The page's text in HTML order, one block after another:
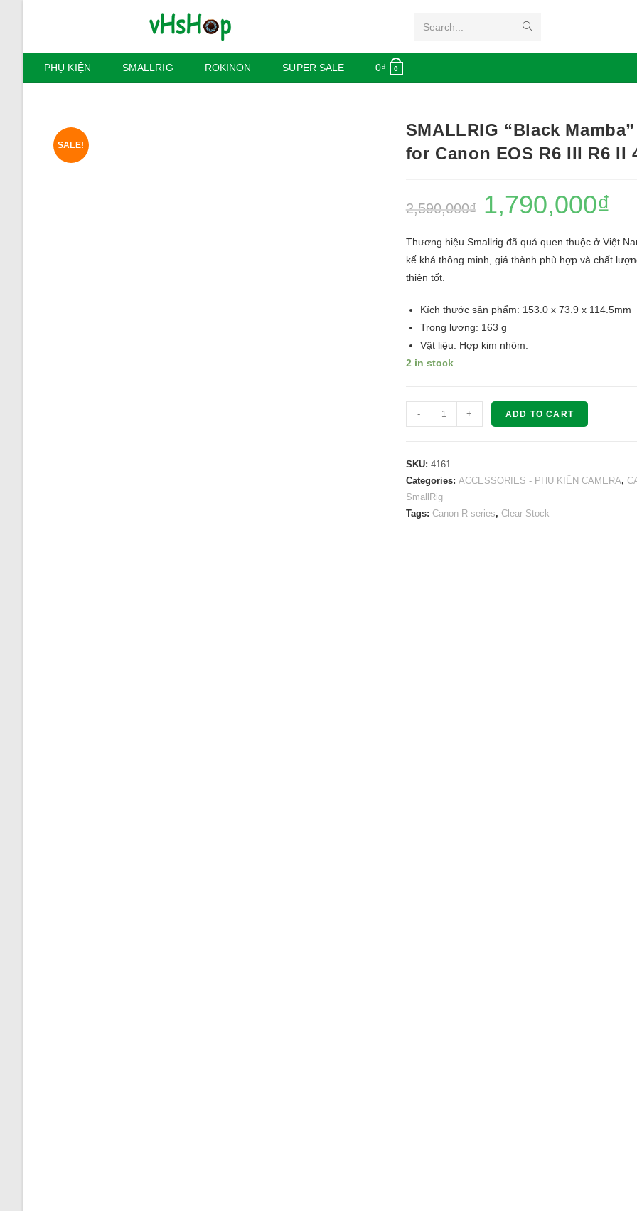
Search...
PHỤ KIỆN SMALLRIG ROKINON SUPER SALE 0₫ 0
SALE!
SMALLRIG “Black
for Canon EOS R6 III R6 II
2,590,000₫ 1,790,000₫
Thương hiệu Smallrig đã quá quen thuộc ở Việt
kế khá thông minh, giá thành phù hợp và chất
thiện tốt.
Kích thước sản phẩm: 153.0 x 73.9 x 114.5mm
Trọng lượng: 163 g
Vật liệu: Hợp kim nhôm.
2 in stock
SMALLRIG
"Black
Cage
for
Canon
EOS
- + ADD TO CART
SKU: 4161
Categories: ACCESSORIES - PHỤ KIỆN CAMERA,
SmallRig
Tags: Canon R series, Clear Stock